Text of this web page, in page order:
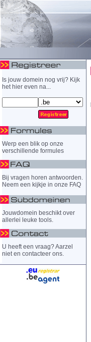
Is jouw domein nog vrij? Kijk
het hier even na...
Werp een blik op onze
verschillende formules
Bij vragen horen antwoorden.
Neem een kijkje in onze FAQ
Jouwdomein beschikt over
allerlei leuke tools.
U heeft een vraag? Aarzel
niet en contacteer ons.